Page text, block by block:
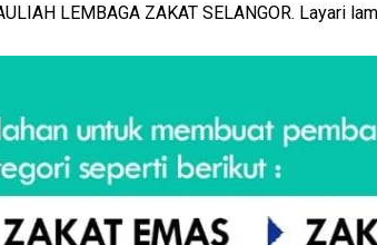
LEMBAGA ZAKAT SELANGOR. Layari